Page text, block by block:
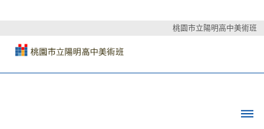
桃園市立陽明高中美術班